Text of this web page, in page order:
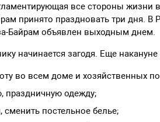
все стороны жизни
принято праздновать три дня.
Байрам объявлен выходным днем.
начинается загодя. Еще
во всем доме и хозяйственных
праздничную одежду;
сменить постельное белье;